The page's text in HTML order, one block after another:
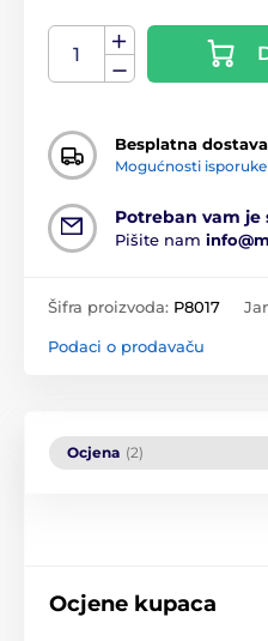
Besplatna dostava
Mogućnosti isporuke
Potreban vam je
Pišite nam
Šifra proizvoda: P8017
Podaci o prodavaču
Ocjena (2)
Ocjene kupaca